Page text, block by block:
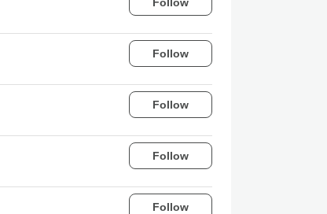
Follow
Follow
Follow
Follow